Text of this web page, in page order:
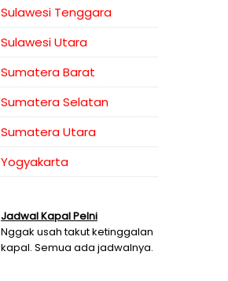
Sulawesi Tenggara
Sulawesi Utara
Sumatera Barat
Sumatera Selatan
Sumatera Utara
Yogyakarta
Jadwal Kapal Pelni
Nggak usah takut ketinggalan
kapal. Semua ada jadwalnya.